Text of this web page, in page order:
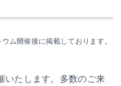
ム開催後に掲載しております。
いたします。多数のご来